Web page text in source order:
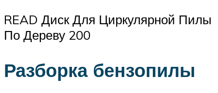
READ Диск Для Циркулярной Пилы
По Дереву 200
Разборка бензопилы